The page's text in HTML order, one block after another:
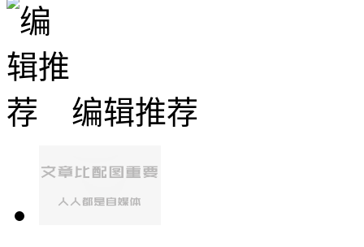
编辑推荐